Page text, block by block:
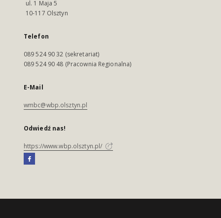
ul. 1 Maja 5
10-117 Olsztyn
Telefon
089 524 90 32 (sekretariat)
089 524 90 48 (Pracownia Regionalna)
E-Mail
wmbc@wbp.olsztyn.pl
Odwiedź nas!
https://www.wbp.olsztyn.pl/